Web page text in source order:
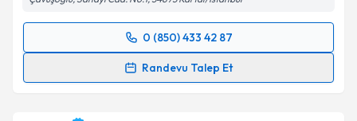
Takvim Talebini Gönder
0 (850) 433 42 87
Randevu Talep Et
Randevu Takvimi Talebi